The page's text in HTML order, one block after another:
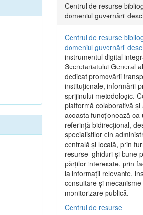
Centrul de resurse
domeniul guvernării
Centrul de resurse
domeniul guvernării
instrumentul digital
Secretariatului General
dedicat promovării
instituționale, informării
sprijinului metodologic.
platformă colaborativă și
aceasta funcționează ca
referință bidirecțional,
specialiștilor din
centrală și locală, prin
resurse, ghiduri și bune
părților interesate, prin
la informații relevante,
consultare și
monitorizare publică.
Centrul de resurse